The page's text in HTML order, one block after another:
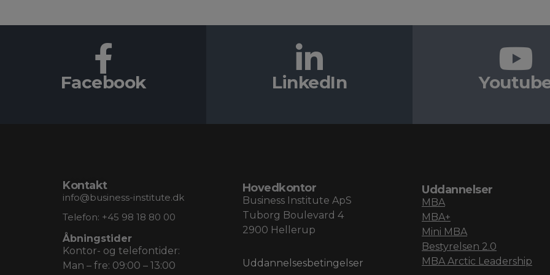
Facebook LinkedIn
Kontakt
info@business-institute.dk
Telefon: +45 98 18 80 00
Åbningstider
Kontor- og telefontider:
Man – fre: 09:00 – 13:00
Hovedkontor
Business Institute ApS
Tuborg Boulevard 4
2900 Hellerup
Uddannelsesbetingelser
Uddannelser
MBA
MBA+
Mini MBA
Bestyrelsen 2.0
MBA Arctic Leadership